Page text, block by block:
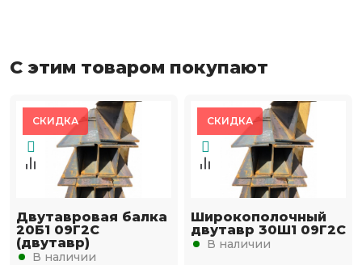
С этим товаром покупают
СКИДКА
Двутавровая балка
20Б1 09Г2С
(двутавр)
В наличии
СКИДКА
Широкополочный
двутавр 30Ш1 09Г2С
В наличии